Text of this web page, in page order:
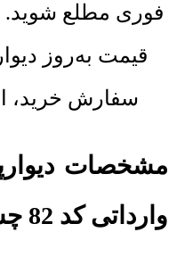
فوری مطلع
قیمت به‌روز
سفارش خرید، از
مشخصات
وارداتی کد 82 چسبی